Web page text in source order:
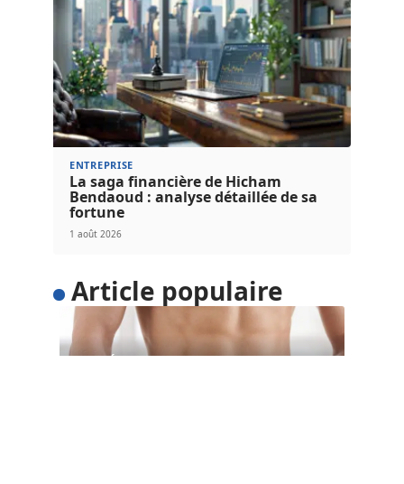
ENTREPRISE
La saga financière de Hicham
Bendaoud : analyse détaillée de sa
fortune
1 août 2026
Article populaire
SANTÉ